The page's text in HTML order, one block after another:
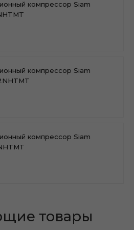
компрессор Siam
компрессор Siam
компрессор Siam
товары